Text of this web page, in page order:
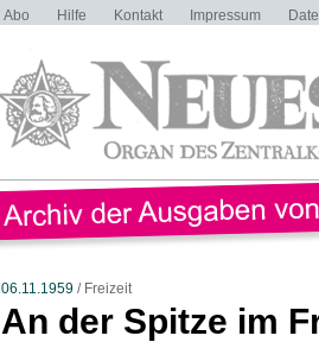
Abo Hilfe Kontakt Impressum
06.11.1959/ Freizeit
An der Spitze im